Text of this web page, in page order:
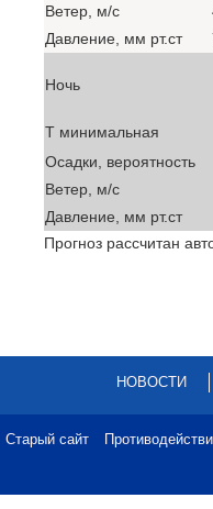
Ветер, м/с
Давление, мм рт.ст
Ночь
T минимальная
Осадки, вероятность
Ветер, м/с
Давление, мм рт.ст
Прогноз рассчитан
НОВОСТИ
Старый сайт